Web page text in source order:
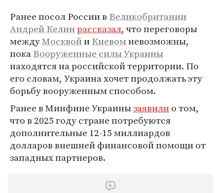
Ранее посол России в Великобритании
Андрей Келинрассказал, что переговоры
междуМосквойиКиевомневозможны,
покаВооруженные силы Украины
находятся на российской территории. По
его словам, Украина хочет продолжать эту
борьбу вооруженным способом.
Ранее в Минфине Украинызаявилио том,
что в 2025 году стране потребуются
дополнительные 12-15 миллиардов
долларов внешней финансовой помощи от
западных партнеров.